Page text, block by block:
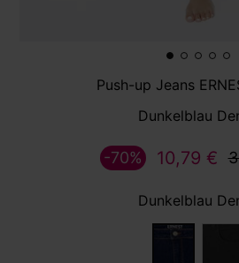
Push-up Jeans
Dunkelblau
10,79 €
-70%
Dunkelblau